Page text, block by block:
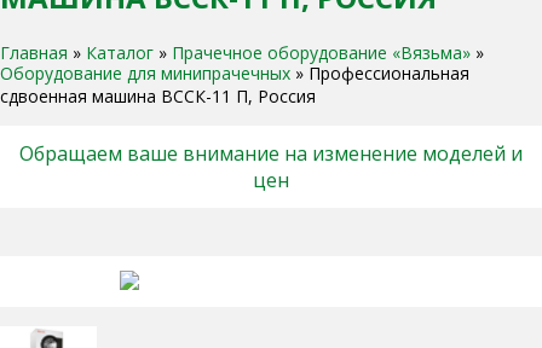
Главная » Каталог » Прачечное оборудование «Вязьма» »
Оборудование для минипрачечных » Профессиональная
сдвоенная машина ВССК-11 П, Россия
Обращаем ваше внимание на изменение моделей и
цен